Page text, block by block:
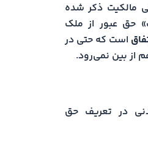
مالکیت ذکر شده
حق عبور از ملک
است که حتی در
بین نمی‌رود.
مدنی در تعریف حق